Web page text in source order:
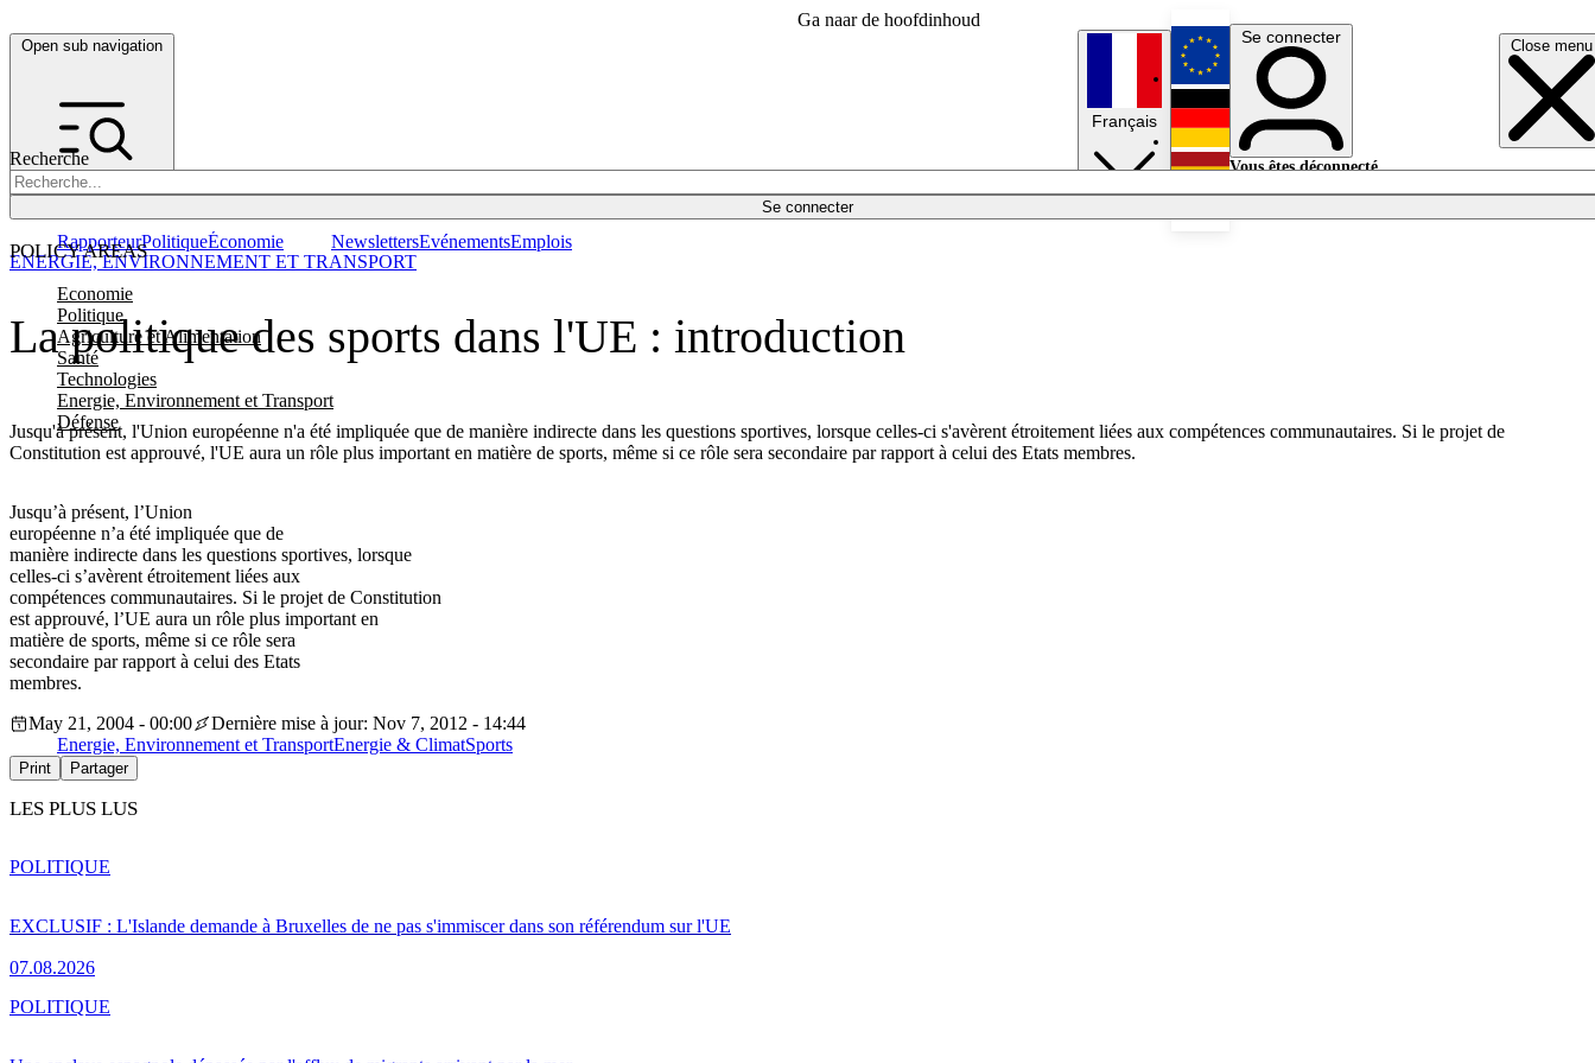
Ga naar de hoofdinhoud
Open sub navigation Close menu
Recherche
Se connecter
POLICY AREAS
Economie
Politique
Agriculture et Alimentation
Santé
Technologies
Energie, Environnement et Transport
Défense
RapporteurPolitiqueÉconomie NewslettersEvénementsEmplois
Français
English
Deutsch
Se connecter
Vous êtes déconnecté.
La politique des sports dans l'UE : introduction
Jusqu'à présent, l'Union européenne n'a été impliquée que de manière indirecte dans les questions sportives, lorsque celles-ci s'avèrent étroitement liées aux compétences communautaires. Si le projet de
Constitution est approuvé, l'UE aura un rôle plus important en matière de sports, même si ce rôle sera secondaire par rapport à celui des Etats membres.
ENERGIE, ENVIRONNEMENT ET TRANSPORT
Jusqu’à présent, l’Union
européenne n’a été impliquée que de
manière indirecte dans les questions sportives, lorsque
celles-ci s’avèrent étroitement liées aux
compétences communautaires. Si le projet de Constitution
est approuvé, l’UE aura un rôle plus important en
matière de sports, même si ce rôle sera
secondaire par rapport à celui des Etats
membres.
May 21, 2004 - 00:00
Dernière mise à jour: Nov 7, 2012 - 14:44
Energie, Environnement et TransportEnergie & ClimatSports
Print Partager
LES PLUS LUS
EXCLUSIF : L'Islande demande à Bruxelles de ne pas s'immiscer dans son référendum sur l'UE
07.08.2026
POLITIQUE
POLITIQUE